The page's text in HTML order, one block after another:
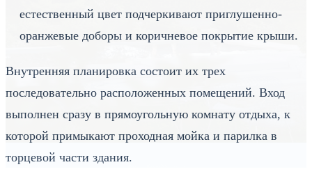
естественный цвет подчеркивают приглушенно-
оранжевые доборы и коричневое покрытие крыши.
Внутренняя планировка состоит их трех
последовательно расположенных помещений. Вход
выполнен сразу в прямоугольную комнату отдыха, к
которой примыкают проходная мойка и парилка в
торцевой части здания.